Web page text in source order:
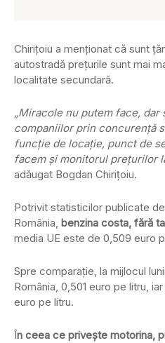
Chiriţoiu a menţionat că sunt
autostradă preţurile sunt mai
localitate secundară.
„Miracole nu putem face, dar
companiilor prin concurenţă
funcţie de locaţie, punct de
facem şi monitorul preţurilor
adăugat Bogdan Chiriţoiu.
Potrivit statisticilor publicate de
România, benzina costa, fără
media UE este de 0,509 euro
Spre comparaţie, la mijlocul
România, 0,501 euro pe litru,
euro pe litru.
În ceea ce priveşte motorina,